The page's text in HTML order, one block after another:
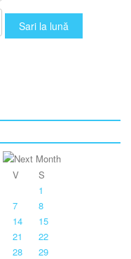
Sari la lună
V
S
1
7
8
14
15
21
22
28
29